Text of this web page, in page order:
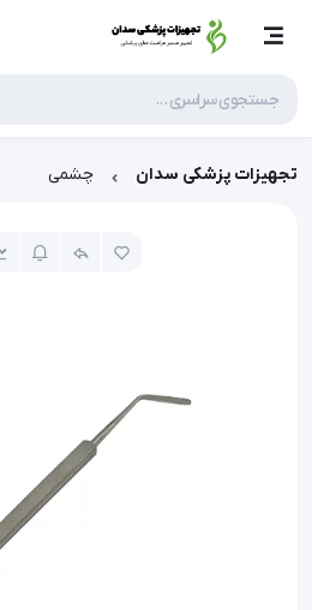
تجهیزات پزشکی سدان چشمی